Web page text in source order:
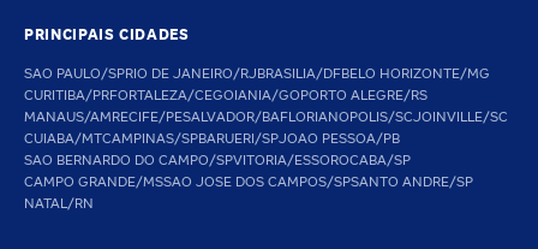
PRINCIPAIS CIDADES
SAO PAULO/SPRIO DE JANEIRO/RJBRASILIA/DFBELO HORIZONTE/MG
CURITIBA/PRFORTALEZA/CEGOIANIA/GOPORTO ALEGRE/RS
MANAUS/AMRECIFE/PESALVADOR/BAFLORIANOPOLIS/SCJOINVILLE/SC
CUIABA/MTCAMPINAS/SPBARUERI/SPJOAO PESSOA/PB
SAO BERNARDO DO CAMPO/SPVITORIA/ESSOROCABA/SP
CAMPO GRANDE/MSSAO JOSE DOS CAMPOS/SPSANTO ANDRE/SP
NATAL/RN